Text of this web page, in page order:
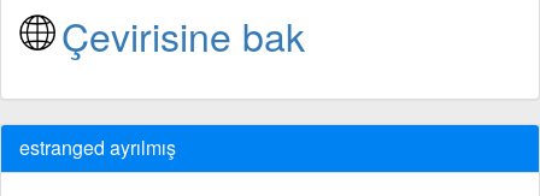
Çevirisine bak
estranged ayrılmış